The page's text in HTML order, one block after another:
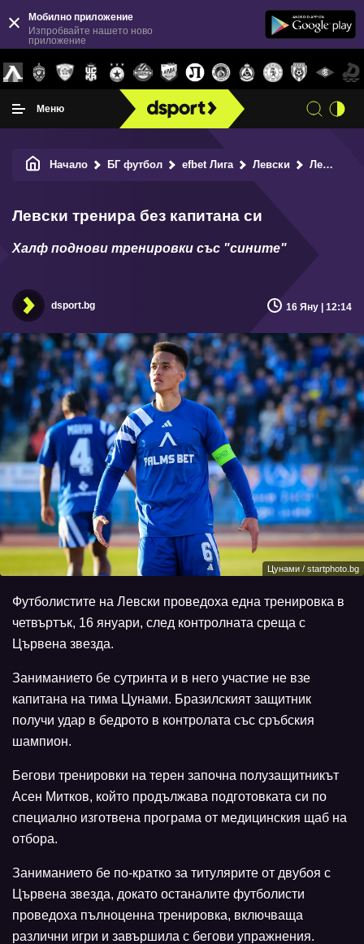
Мобилно приложение
Изпробвайте нашето ново
приложение
Меню
Начало БГ футбол efbet Лига Левски Левски тренира без капитана си
Левски тренира без капитана си
Халф поднови тренировки със "сините"
dsport.bg 16 Яну | 12:14
Цунами / startphoto.bg
Футболистите на Левски проведоха една тренировка в
четвъртък, 16 януари, след контролната среща с
Цървена звезда.
Заниманието бе сутринта и в него участие не взе
капитана на тима Цунами. Бразилският защитник
получи удар в бедрото в контролата със сръбския
шампион.
Бегови тренировки на терен започна полузащитникът
Асен Митков, който продължава подготовката си по
специално изготвена програма от медицинския щаб на
отбора.
Заниманието бе по-кратко за титулярите от двубоя с
Цървена звезда, докато останалите футболисти
проведоха пълноценна тренировка, включваща
различни игри и завършила с бегови упражнения.